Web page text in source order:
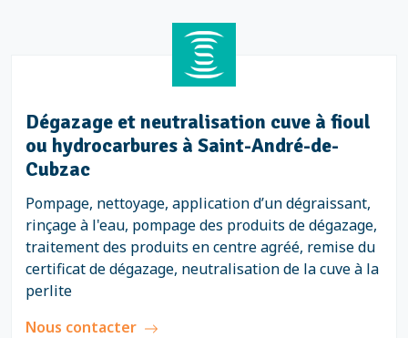
Dégazage et neutralisation cuve à fioul
ou hydrocarbures à Saint-André-de-
Cubzac
Pompage, nettoyage, application d’un dégraissant,
rinçage à l'eau, pompage des produits de dégazage,
traitement des produits en centre agréé, remise du
certificat de dégazage, neutralisation de la cuve à la
perlite
Nous contacter